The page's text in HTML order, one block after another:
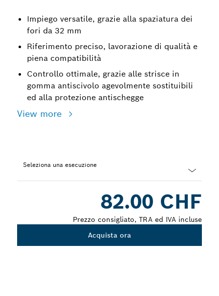
Impiego versatile, grazie alla spaziatura dei
fori da 32 mm
Riferimento preciso, lavorazione di qualità e
piena compatibilità
Controllo ottimale, grazie alle strisce in
gomma antiscivolo agevolmente sostituibili
ed alla protezione antischegge
View more
Seleziona una esecuzione
82.00 CHF
Prezzo consigliato, TRA ed IVA incluse
Acquista ora